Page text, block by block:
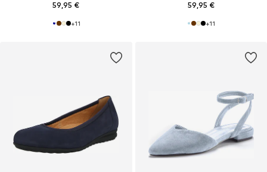
59,95 €
+11
59,95 €
+11